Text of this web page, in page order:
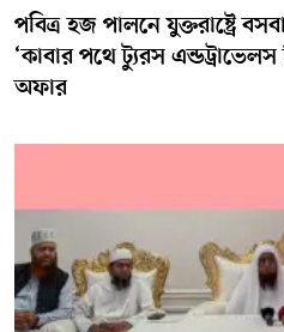
পবিত্র হজ পালনে যুক্তরাষ্ট্রে
‘কাবার পথে ট্যুরস
অফার